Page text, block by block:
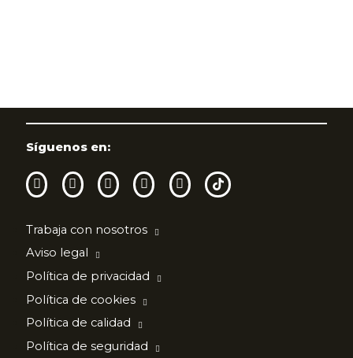
Trabaja con nosotros
Aviso legal
Política de privacidad
Política de cookies
Política de calidad
Política de seguridad
Síguenos en: